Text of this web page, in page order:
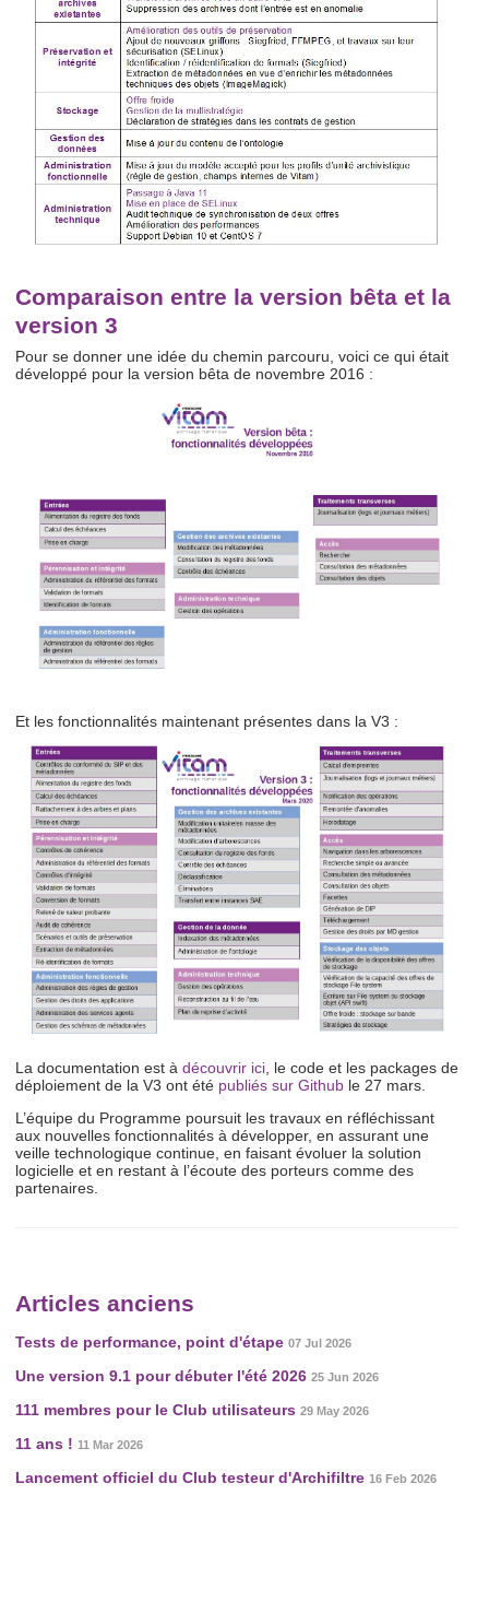
Comparaison entre la version bêta et la
version 3
Pour se donner une idée du chemin parcouru, voici ce qui était
développé pour la version bêta de novembre 2016 :
Et les fonctionnalités maintenant présentes dans la V3 :
La documentation est à découvrir ici , le code et les packages de
déploiement de la V3 ont été publiés sur Github le 27 mars.
L’équipe du Programme poursuit les travaux en réfléchissant
aux nouvelles fonctionnalités à développer, en assurant une
veille technologique continue, en faisant évoluer la solution
logicielle et en restant à l’écoute des porteurs comme des
partenaires.
Articles anciens
Tests de performance, point d'étape 07 Jul 2026
Une version 9.1 pour débuter l'été 2026 25 Jun 2026
111 membres pour le Club utilisateurs 29 May 2026
11 ans ! 11 Mar 2026
Lancement officiel du Club testeur d'Archifiltre 16 Feb 2026